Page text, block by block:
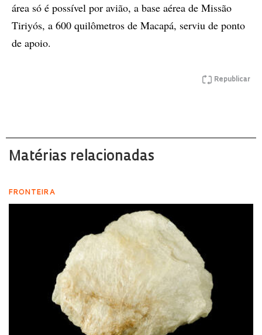
área só é possível por avião, a base aérea de Missão
Tiriyós, a 600 quilômetros de Macapá, serviu de ponto
de apoio.
Republicar